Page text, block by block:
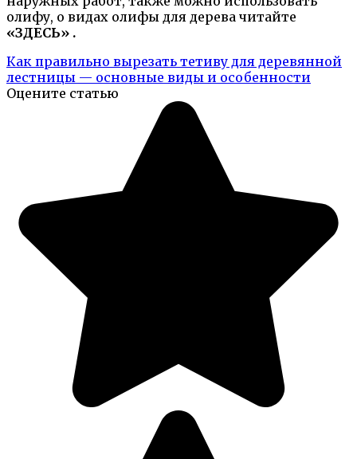
олифу, о видах олифы для дерева читайте
«ЗДЕСЬ» .
Как правильно вырезать тетиву для деревянной
лестницы — основные виды и особенности
Оцените статью